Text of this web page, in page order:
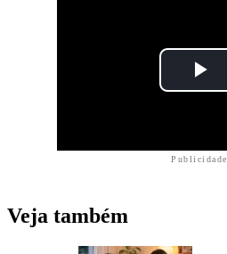
Publicidade
Veja também